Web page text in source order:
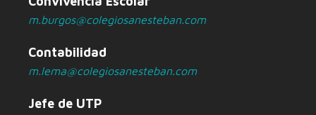
m.burgos@colegiosanesteban.com
Contabilidad
m.lema@colegiosanesteban.com
Jefe de UTP